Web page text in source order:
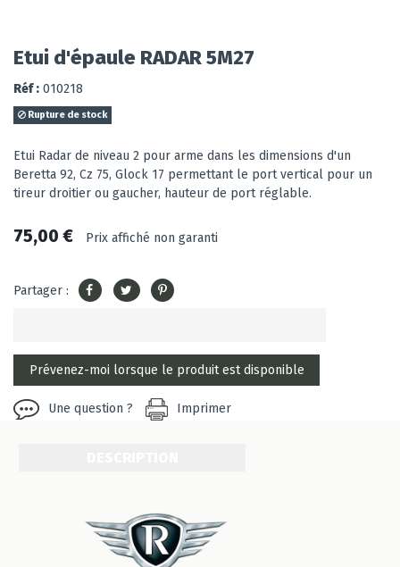
Etui d'épaule RADAR 5M27
Réf : 010218
Rupture de stock
Etui Radar de niveau 2 pour arme dans les dimensions d'un
Beretta 92, Cz 75, Glock 17 permettant le port vertical pour un
tireur droitier ou gaucher, hauteur de port réglable.
75,00 € Prix affiché non garanti
Partager :
Une question ? Imprimer